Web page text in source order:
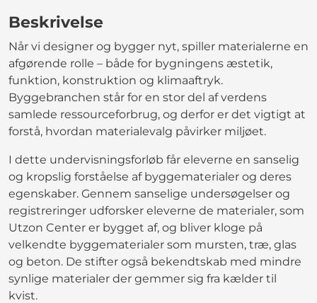
Beskrivelse
Når vi designer og bygger nyt, spiller materialerne en
afgørende rolle – både for bygningens æstetik,
funktion, konstruktion og klimaaftryk.
Byggebranchen står for en stor del af verdens
samlede ressourceforbrug, og derfor er det vigtigt at
forstå, hvordan materialevalg påvirker miljøet.
I dette undervisningsforløb får eleverne en sanselig
og kropslig forståelse af byggematerialer og deres
egenskaber. Gennem sanselige undersøgelser og
registreringer udforsker eleverne de materialer, som
Utzon Center er bygget af, og bliver kloge på
velkendte byggematerialer som mursten, træ, glas
og beton. De stifter også bekendtskab med mindre
synlige materialer der gemmer sig fra kælder til
kvist.